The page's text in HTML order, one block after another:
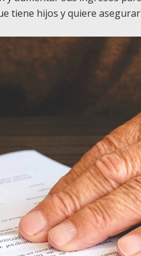
tiene hijos y quiere